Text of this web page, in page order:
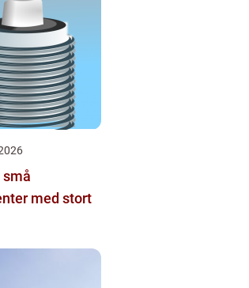
med stort